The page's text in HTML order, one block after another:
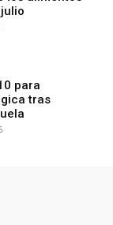
para
tras